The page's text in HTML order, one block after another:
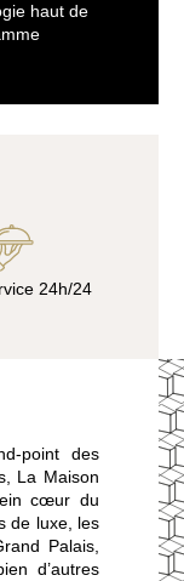
haut de
24h/24
point des
La Maison
cœur du
de luxe, les
Palais,
d’autres